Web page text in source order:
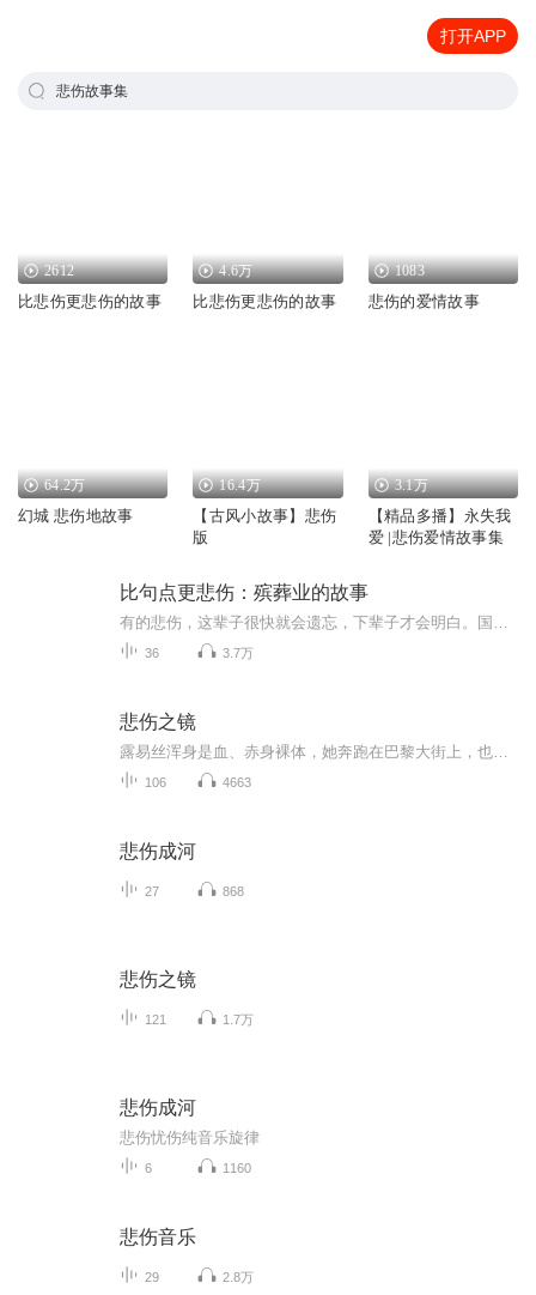
打开APP
悲伤故事集
2612
比悲伤更悲伤的故事
4.6万
比悲伤更悲伤的故事
1083
悲伤的爱情故事
64.2万
幻城 悲伤地故事
16.4万
【古风小故事】悲伤
版
3.1万
【精品多播】永失我
爱 |悲伤爱情故事集
比句点更悲伤：殡葬业的故事
36 3.7万
悲伤之镜
106 4663
悲伤成河
27 868
悲伤之镜
121 1.7万
悲伤成河
悲伤忧伤纯音乐旋律
6 1160
悲伤音乐
29 2.8万